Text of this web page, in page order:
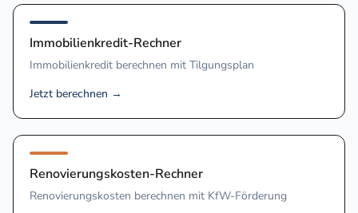
Immobilienkredit-Rechner
Immobilienkredit berechnen mit Tilgungsplan
Jetzt berechnen →
Renovierungskosten-Rechner
Renovierungskosten berechnen mit KfW-Förderung